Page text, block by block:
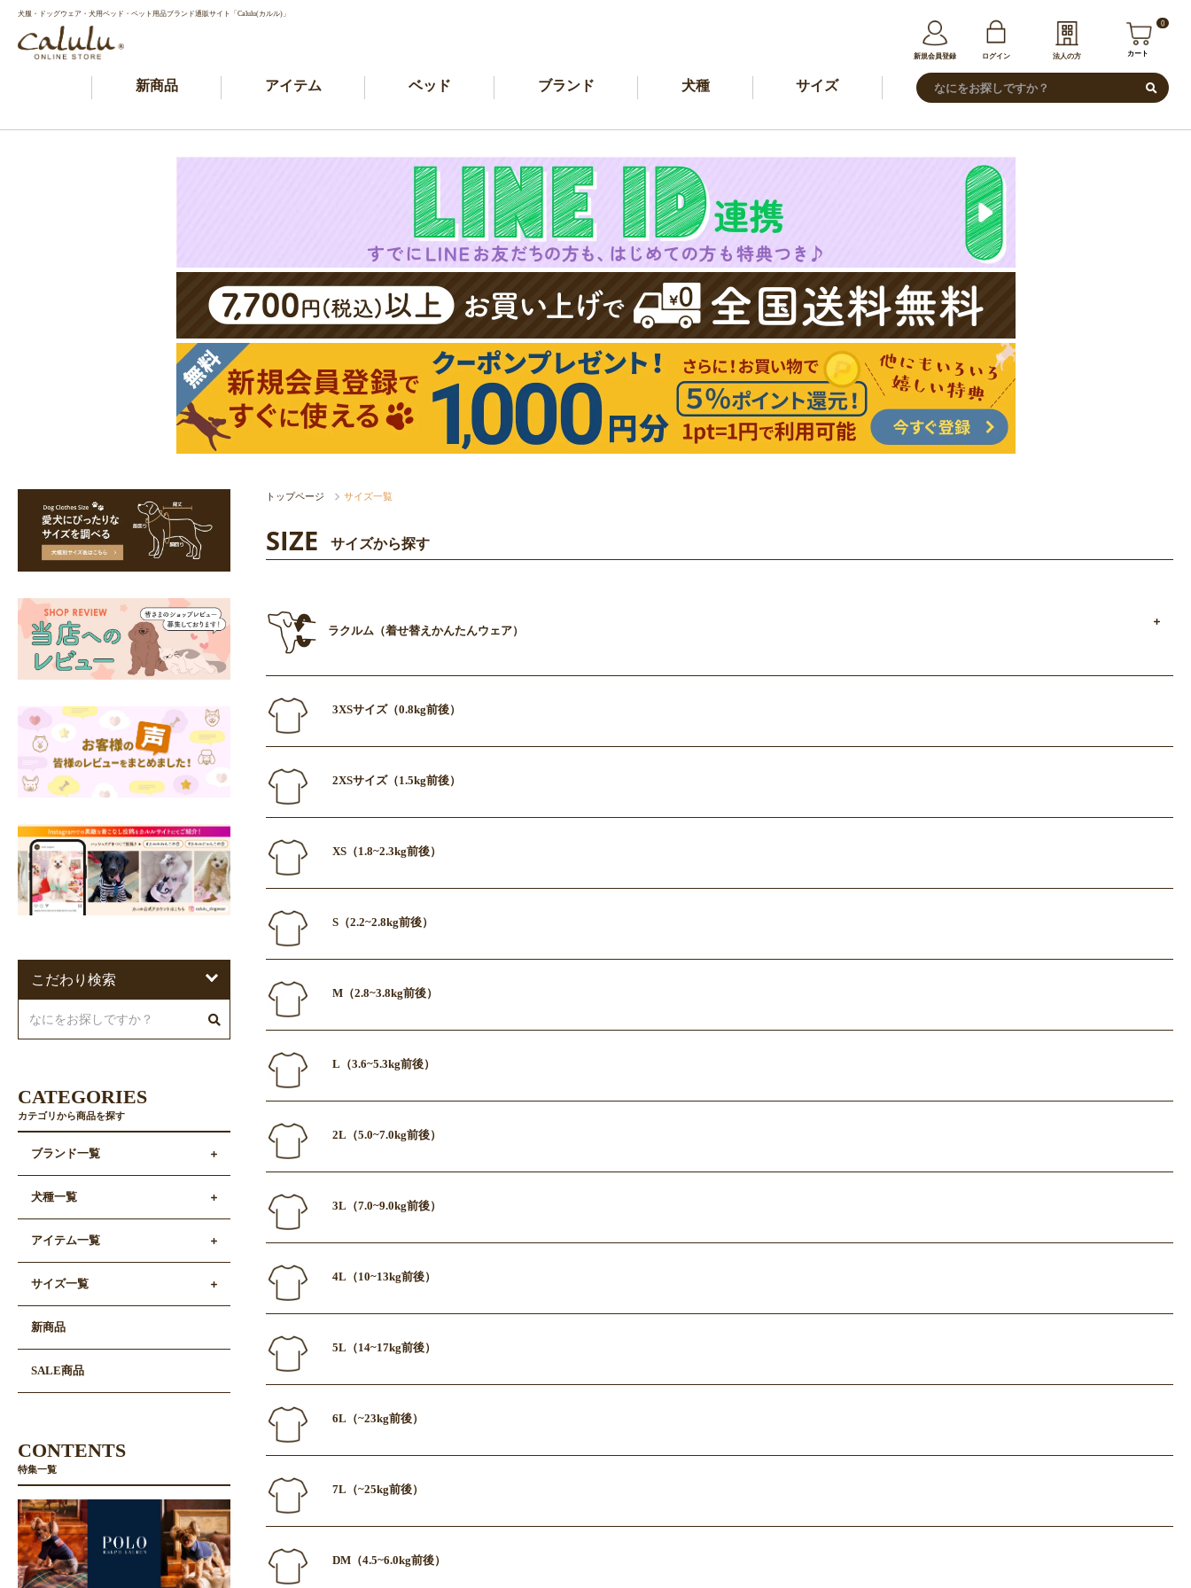
犬服・ドッグウェア・犬用ベッド・ペット用品ブランド通販サイト「Calulu(カルル)」
新規会員登録 ログイン 法人の方
0
カート
新商品 アイテム ベッド ブランド 犬種 サイズ
トップページ サイズ一覧
SIZE サイズから探す
ラクルム（着せ替えかんたんウェア）
3XSサイズ（0.8kg前後）
2XSサイズ（1.5kg前後）
XS（1.8~2.3kg前後）
S（2.2~2.8kg前後）
M（2.8~3.8kg前後）
L（3.6~5.3kg前後）
2L（5.0~7.0kg前後）
3L（7.0~9.0kg前後）
4L（10~13kg前後）
5L（14~17kg前後）
6L（~23kg前後）
7L（~25kg前後）
DM（4.5~6.0kg前後）
こだわり検索
CATEGORIES
カテゴリから商品を探す
ブランド一覧
犬種一覧
アイテム一覧
サイズ一覧
新商品
SALE商品
CONTENTS
特集一覧